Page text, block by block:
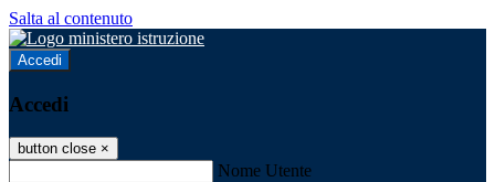
Salta al contenuto
Accedi
Accedi
button close ×
Nome Utente